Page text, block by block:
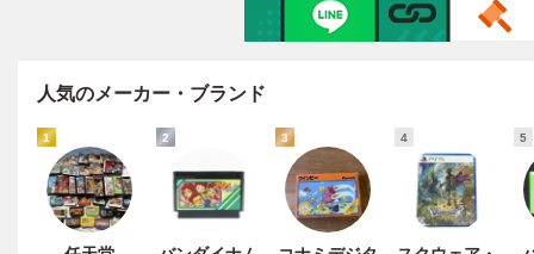
人気のメーカー・ブランド
1 2 3 4 5